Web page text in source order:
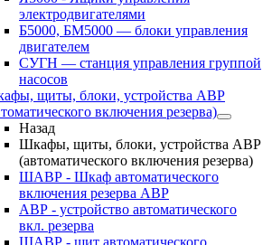
электродвигателями
Б5000, БМ5000 — блоки управления
двигателем
СУГН — станция управления группой
насосов
щиты, блоки, устройства АВР
включения резерва)
Назад
Шкафы, щиты, блоки, устройства АВР
(автоматического включения резерва)
ШАВР - Шкаф автоматического
включения резерва АВР
АВР - устройство автоматического
вкл. резерва
ЩАВР - щит автоматического